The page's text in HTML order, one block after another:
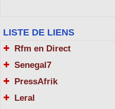
LISTE DE LIENS
Rfm en Direct
Senegal7
PressAfrik
Leral